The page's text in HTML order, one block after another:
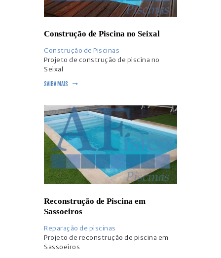
Construção de Piscina no Seixal
Construção de Piscinas
Projeto de construção de piscina no
Seixal
SAIBA MAIS
Reconstrução de Piscina em
Sassoeiros
Reparação de piscinas
Projeto de reconstrução de piscina em
Sassoeiros